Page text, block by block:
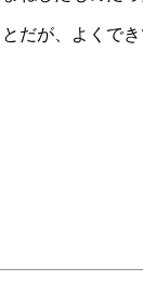
だが、よくでき